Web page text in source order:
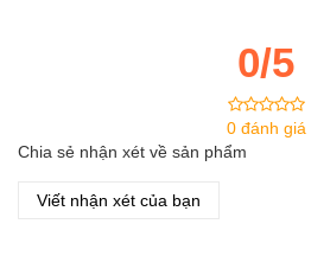
0/5
0 đánh giá
Chia sẻ nhận xét về sản phẩm
Viết nhận xét của bạn